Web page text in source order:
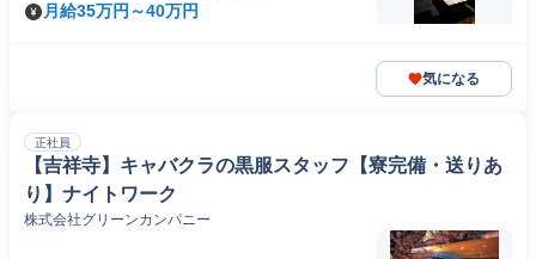
月給35万円～40万円
気になる
正社員
【吉祥寺】キャバクラの黒服スタッフ【寮完備・送りあ
り】ナイトワーク
株式会社グリーンカンパニー